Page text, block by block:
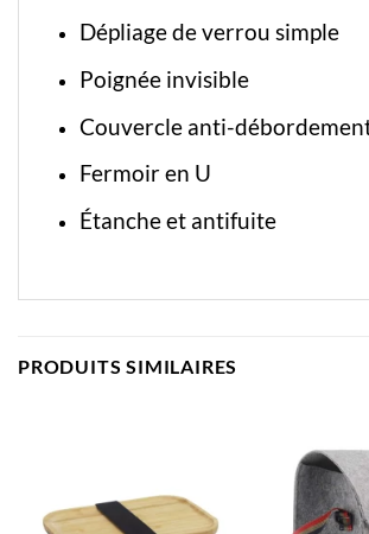
Dépliage de verrou simple
Poignée invisible
Couvercle anti-
Fermoir en U
Étanche et antifuite
PRODUITS SIMILAIRES